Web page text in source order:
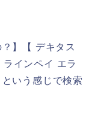
】【 デキタス
インペイ エラ
いう感じで検索